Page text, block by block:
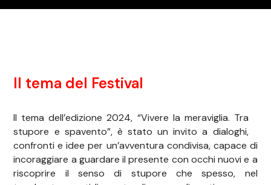
Il tema del Festival
Il tema dell’edizione 2024, “Vivere la meraviglia. Tra
stupore e spavento”, è stato un invito a dialoghi,
confronti e idee per un’avventura condivisa, capace di
incoraggiare a guardare il presente con occhi nuovi e a
riscoprire il senso di stupore che spesso, nel